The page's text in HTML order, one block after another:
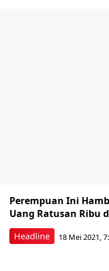
Headline
Perempuan Ini
Uang Ratusan Ribu
18 Mei 2021,